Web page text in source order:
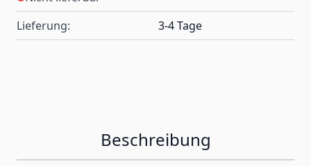
Lieferung:
3-4 Tage
Beschreibung